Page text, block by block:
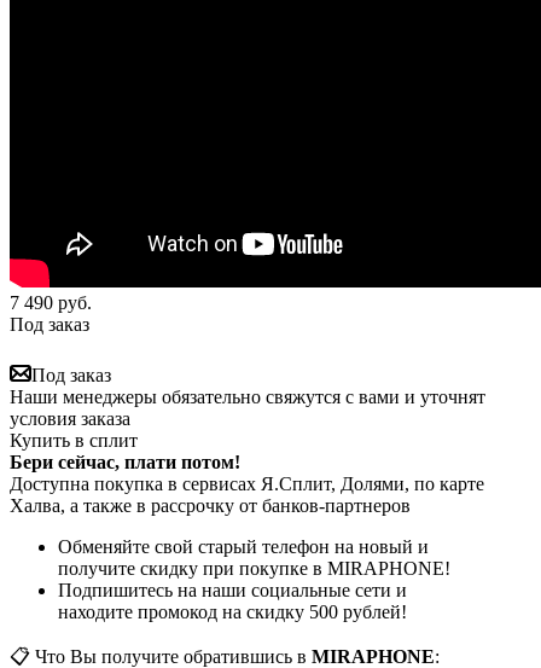
7 490 руб.
Под заказ
Под заказ
Наши менеджеры обязательно свяжутся с вами и уточнят
условия заказа
Купить в сплит
Бери сейчас, плати потом!
Доступна покупка в сервисах Я.Сплит, Долями, по карте
Халва, а также в рассрочку от банков-партнеров
Обменяйте свой старый телефон на новый и
получите скидку при покупке в MIRAPHONE!
Подпишитесь на наши социальные сети и
находите промокод на скидку 500 рублей!
📋 Что Вы получите обратившись в MIRAPHONE: